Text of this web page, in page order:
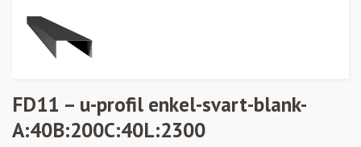
FD11 – u-profil enkel-svart-blank-
A:40B:200C:40L:2300